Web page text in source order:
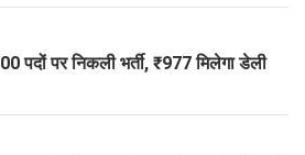
पदों पर निकली भर्ती, ₹977 मिलेगा डेली